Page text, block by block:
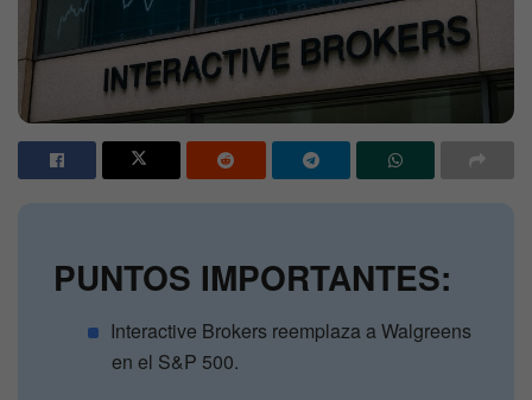
PUNTOS IMPORTANTES:
Interactive Brokers reemplaza a Walgreens
en el S&P 500.